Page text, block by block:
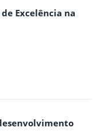
de Excelência na